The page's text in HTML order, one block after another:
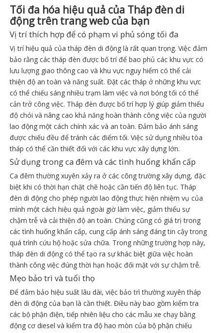
Tối đa hóa hiệu quả của Tháp đèn di
động trên trang web của bạn
Vị trí thích hợp để có phạm vi phủ sóng tối đa
Vị trí hiệu quả của tháp đèn di động là rất quan trọng. Việc đảm
bảo rằng các tháp đèn được bố trí để bao phủ các khu vực có
lưu lượng giao thông cao và khu vực nguy hiểm có thể cải
thiện độ an toàn và năng suất. Đặt các tháp ở những khu vực
có thể chiếu sáng nhiều trạm làm việc và nơi bóng tối có thể
cản trở công việc. Tháp đèn được bố trí hợp lý giúp giảm thiểu
độ chói và nâng cao khả năng hoàn thành công việc của người
lao động một cách chính xác và an toàn. Đảm bảo ánh sáng
được chiếu đều để tránh các điểm tối. Việc sử dụng nhiều tòa
tháp có thể cần thiết đối với các khu vực xây dựng lớn.
Sử dụng trong ca đêm và các tình huống khẩn cấp
Ca đêm thường xuyên xảy ra ở các công trường xây dựng, đặc
biệt khi có thời hạn chặt chẽ hoặc cần tiến độ liên tục. Tháp
đèn di động cho phép người lao động thực hiện nhiệm vụ của
mình một cách hiệu quả ngoài giờ làm việc, giảm thiểu sự
chậm trễ và cải thiện độ an toàn. Chúng cũng có giá trị trong
các tình huống khẩn cấp, cung cấp ánh sáng đáng tin cậy trong
quá trình cứu hộ hoặc sửa chữa. Trong những trường hợp này,
tháp đèn di động có thể tạo ra sự khác biệt giữa việc hoàn
thành công việc đúng thời hạn hoặc đối mặt với sự chậm trễ.
Mẹo bảo trì và tuổi thọ
Để đảm bảo hiệu suất lâu dài, việc bảo trì thường xuyên tháp
đèn di động của bạn là cần thiết. Điều này bao gồm kiểm tra
các bộ phận điện, tiếp nhiên liệu cho các mẫu xe chạy bằng
động cơ diesel và kiểm tra độ hao mòn của bộ phận chiếu